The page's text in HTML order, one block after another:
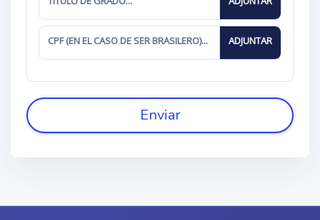
CPF (EN EL CASO DE SER BRASILERO)...